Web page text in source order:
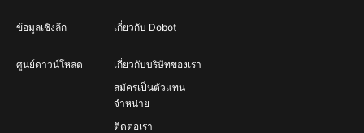
ข้อมูลเชิงลึก
ศูนย์ดาวน์โหลด
เกี่ยวกับ Dobot
เกี่ยวกับบริษัทของเรา
สมัครเป็นตัวแทน
จำหน่าย
ติดต่อเรา